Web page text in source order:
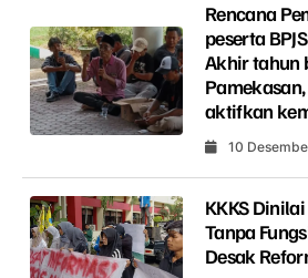
Rencana
peserta
Akhir tahun
aktifkan
10
KKKS
Tanpa
Desak